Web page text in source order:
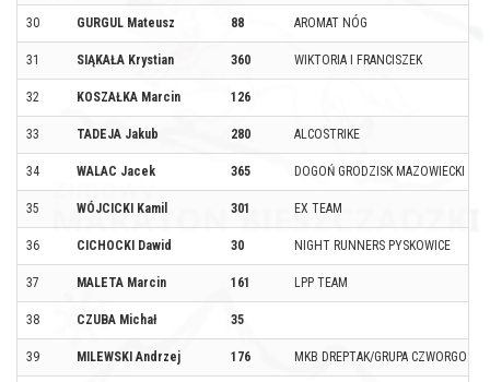
30 GURGUL Mateusz 88 AROMAT NÓG
31 SIĄKAŁA Krystian 360 WIKTORIA I FRANCISZEK
32 KOSZAŁKA Marcin 126
33 TADEJA Jakub 280 ALCOSTRIKE
34 WALAC Jacek 365 DOGOŃ GRODZISK MAZOWIECKI
35 WÓJCICKI Kamil 301 EX TEAM
36 CICHOCKI Dawid 30 NIGHT RUNNERS PYSKOWICE
37 MALETA Marcin 161 LPP TEAM
38 CZUBA Michał 35
39 MILEWSKI Andrzej 176 MKB DREPTAK/GRUPA CZWORGO